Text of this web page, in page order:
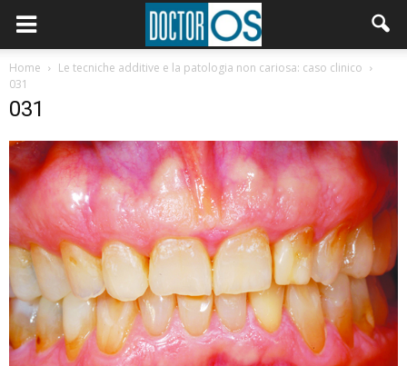
Home
Le tecniche additive e la patologia non cariosa: caso clinico
031
031